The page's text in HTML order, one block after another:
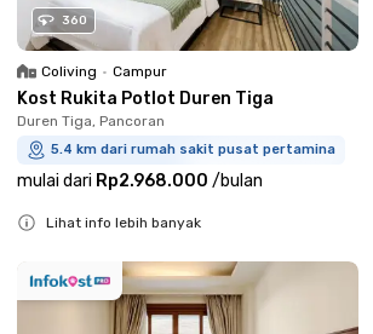
360
Coliving • Campur
Kost Rukita Potlot Duren Tiga
Duren Tiga, Pancoran
5.4 km dari rumah sakit pusat pertamina
mulai dari Rp2.968.000 /bulan
Lihat info lebih banyak